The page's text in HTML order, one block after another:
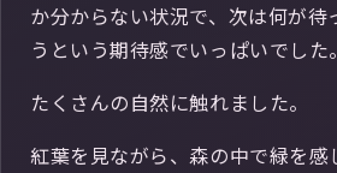
か分からない状況で、次は何が待
うという期待感でいっぱいでした。
たくさんの自然に触れました。
紅葉を見ながら、森の中で緑を感